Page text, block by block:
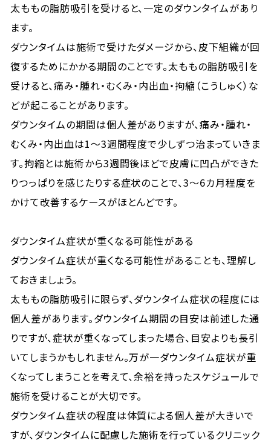
太ももの脂肪吸引を受けると、一定のダウンタイムがあり
ます。
ダウンタイムは施術で受けたダメージから、皮下組織が回
復するためにかかる期間のことです。太ももの脂肪吸引を
受けると、痛み・腫れ・むくみ・内出血・拘縮（こうしゅく）な
どが起こることがあります。
ダウンタイムの期間は個人差がありますが、痛み・腫れ・
むくみ・内出血は1〜3週間程度で少しずつ治まっていきま
す。拘縮とは施術から3週間後ほどで皮膚に凹凸ができた
りつっぱりを感じたりする症状のことで、3〜6カ月程度を
かけて改善するケースがほとんどです。
ダウンタイム症状が重くなる可能性がある
ダウンタイム症状が重くなる可能性があることも、理解し
ておきましょう。
太ももの脂肪吸引に限らず、ダウンタイム症状の程度には
個人差があります。ダウンタイム期間の目安は前述した通
りですが、症状が重くなってしまった場合、目安よりも長引
いてしまうかもしれません。万が一ダウンタイム症状が重
くなってしまうことを考えて、余裕を持ったスケジュールで
施術を受けることが大切です。
ダウンタイム症状の程度は体質による個人差が大きいで
すが、ダウンタイムに配慮した施術を行っているクリニック